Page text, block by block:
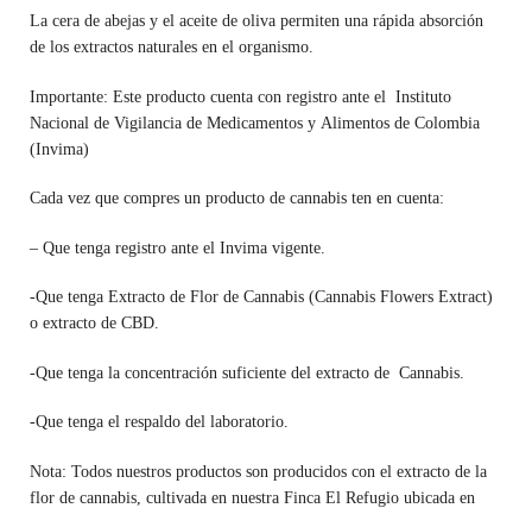
La cera de abejas y el aceite de oliva permiten una rápida absorción
de los extractos naturales en el organismo.
Importante: Este producto cuenta con registro ante el Instituto
Nacional de Vigilancia de Medicamentos y Alimentos de Colombia
(Invima)
Cada vez que compres un producto de cannabis ten en cuenta:
– Que tenga registro ante el Invima vigente.
-Que tenga Extracto de Flor de Cannabis (Cannabis Flowers Extract)
o extracto de CBD.
-Que tenga la concentración suficiente del extracto de Cannabis.
-Que tenga el respaldo del laboratorio.
Nota: Todos nuestros productos son producidos con el extracto de la
flor de cannabis, cultivada en nuestra Finca El Refugio ubicada en